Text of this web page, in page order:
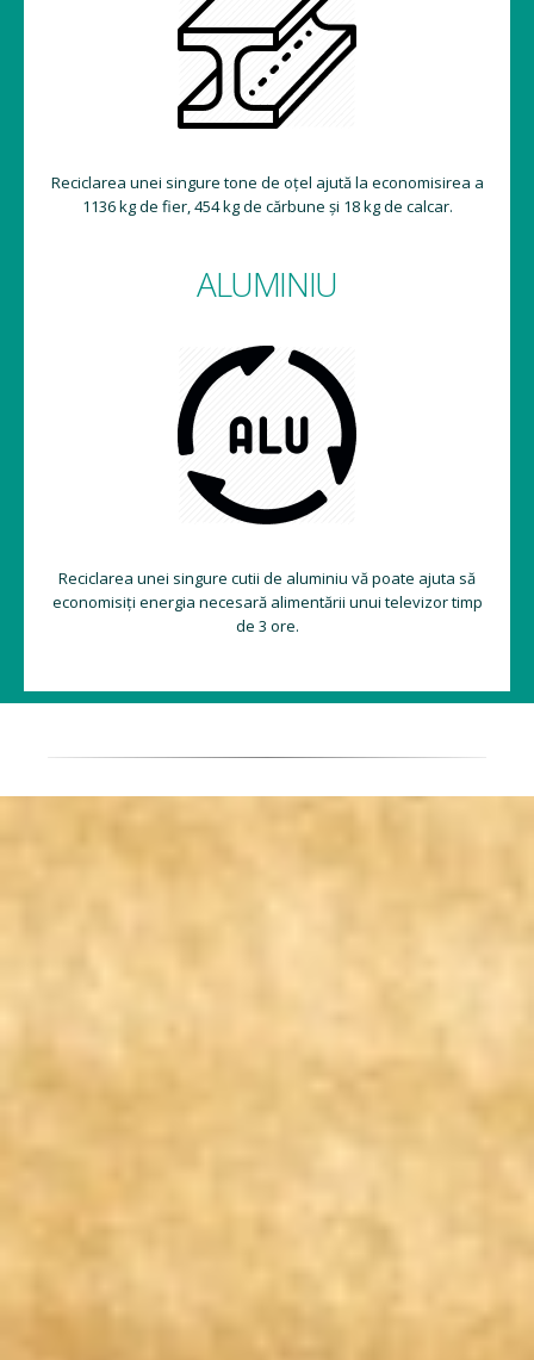
Reciclarea unei singure tone de oțel ajută la economisirea a
1136 kg de fier, 454 kg de cărbune și 18 kg de calcar.
ALUMINIU
Reciclarea unei singure cutii de aluminiu vă poate ajuta să
economisiți energia necesară alimentării unui televizor timp
de 3 ore.